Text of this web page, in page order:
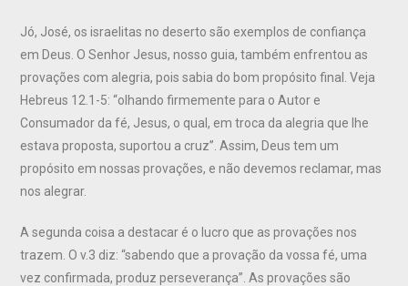
Jó, José, os israelitas no deserto são exemplos de confiança
em Deus. O Senhor Jesus, nosso guia, também enfrentou as
provações com alegria, pois sabia do bom propósito final. Veja
Hebreus 12.1-5: “olhando firmemente para o Autor e
Consumador da fé, Jesus, o qual, em troca da alegria que lhe
estava proposta, suportou a cruz”. Assim, Deus tem um
propósito em nossas provações, e não devemos reclamar, mas
nos alegrar.
A segunda coisa a destacar é o lucro que as provações nos
trazem. O v.3 diz: “sabendo que a provação da vossa fé, uma
vez confirmada, produz perseverança”. As provações são